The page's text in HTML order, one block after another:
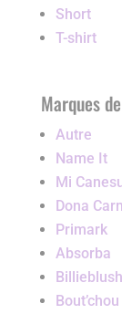
Short
T-shirt
Marques
Autre
Name It
Mi
Dona
Primark
Absorba
Bout’chou